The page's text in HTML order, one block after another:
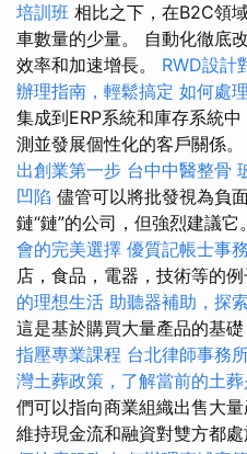
培訓班 相比之下，在B2C領
車數量的少量。 自動化徹底
效率和加速增長。 RWD設計
辦理指南，輕鬆搞定 如何處
集成到ERP系統和庫存系統
測並發展個性化的客戶關係。
出創業第一步 台中中醫整骨
凹陷 儘管可以將批發視為負
鏈“鏈”的公司，但強烈建議它
會的完美選擇 優質記帳士事
店，食品，電器，技術等的例
的理想生活 助聽器補助，探
這是基於購買大量產品的基
指壓專業課程 台北律師事務
灣土葬政策，了解當前的土
們可以指向商業組織出售大
維持現金流和融資對雙方都